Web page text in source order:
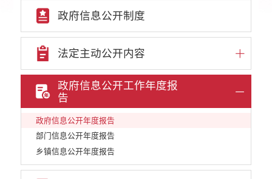
政府信息公开制度
法定主动公开内容
政府信息公开工作年度报
告
政府信息公开年度报告
部门信息公开年度报告
乡镇信息公开年度报告